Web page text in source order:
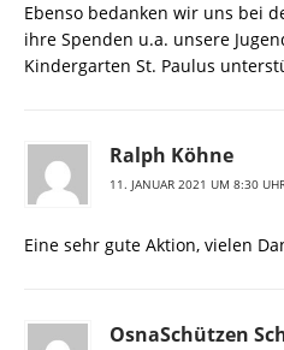
Ebenso bedanken wir uns bei
ihre Spenden u.a. unsere
Kindergarten St. Paulus
Ralph Köhne
11. JANUAR 2021 UM 8:30
Eine sehr gute Aktion, vielen
OsnaSchützen